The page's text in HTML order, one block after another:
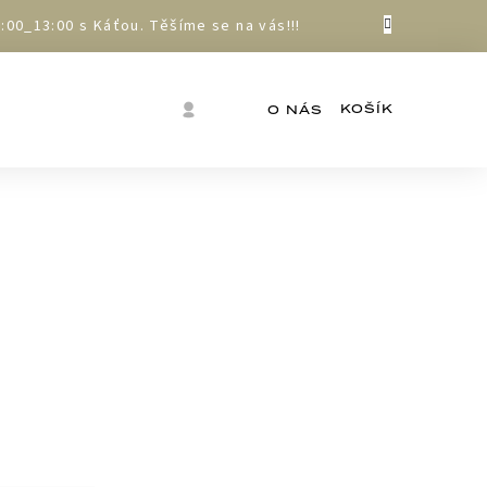
s Káťou. Těšíme se na vás!!!
Nákupní
O NÁS